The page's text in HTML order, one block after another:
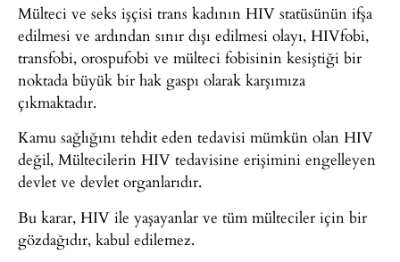
Mülteci ve seks işçisi trans kadının HIV statüsünün ifşa
edilmesi ve ardından sınır dışı edilmesi olayı, HIVfobi,
transfobi, orospufobi ve mülteci fobisinin kesiştiği bir
noktada büyük bir hak gaspı olarak karşımıza
çıkmaktadır.
Kamu sağlığını tehdit eden tedavisi mümkün olan HIV
değil, Mültecilerin HIV tedavisine erişimini engelleyen
devlet ve devlet organlarıdır.
Bu karar, HIV ile yaşayanlar ve tüm mülteciler için bir
gözdağıdır, kabul edilemez.